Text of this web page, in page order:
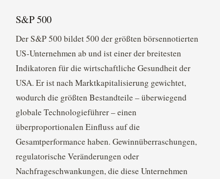
S&P 500
Der S&P 500 bildet 500 der größten börsennotierten
US-Unternehmen ab und ist einer der breitesten
Indikatoren für die wirtschaftliche Gesundheit der
USA. Er ist nach Marktkapitalisierung gewichtet,
wodurch die größten Bestandteile – überwiegend
globale Technologieführer – einen
überproportionalen Einfluss auf die
Gesamtperformance haben. Gewinnüberraschungen,
regulatorische Veränderungen oder
Nachfrageschwankungen, die diese Unternehmen